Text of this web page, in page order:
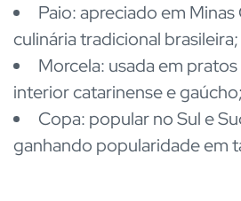
Paio: apreciado em Minas
culinária tradicional brasileira;
Morcela: usada em
interior catarinense e gaúcho;
Copa: popular no Sul e
ganhando popularidade em